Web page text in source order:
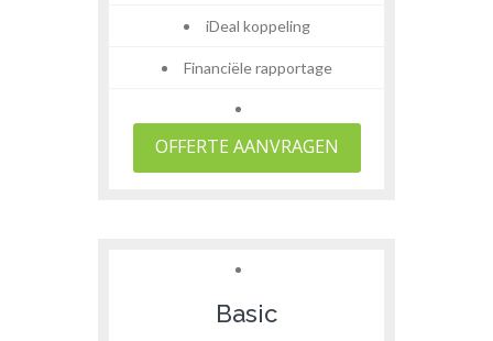
iDeal koppeling
Financiële rapportage
OFFERTE AANVRAGEN
Basic